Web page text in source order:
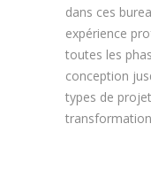
dans ces
expérience
toutes les
conception
types de